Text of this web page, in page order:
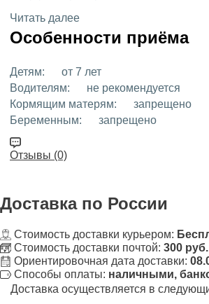
Читать далее
Особенности приёма
Детям:
от 7 лет
Водителям:
не рекомендуется
Кормящим матерям:
запрещено
Беременным:
запрещено
Отзывы (0)
Доставка по России
Стоимость доставки курьером:
Стоимость доставки почтой: 300 руб.
Ориентировочная дата доставки:
Способы оплаты: наличными,
Доставка осуществляется в